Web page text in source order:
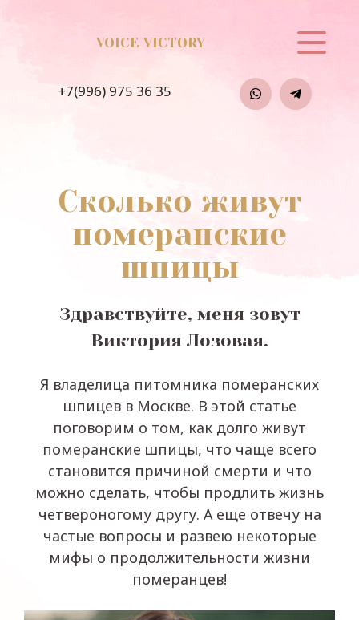
VOICE VICTORY
+7(996) 975 36 35
Сколько живут
померанские
шпицы
Здравствуйте, меня зовут
Виктория Лозовая.
Я владелица питомника померанских
шпицев в Москве. В этой статье
поговорим о том, как долго живут
померанские шпицы, что чаще всего
становится причиной смерти и что
можно сделать, чтобы продлить жизнь
четвероногому другу. А еще отвечу на
частые вопросы и развею некоторые
мифы о продолжительности жизни
померанцев!